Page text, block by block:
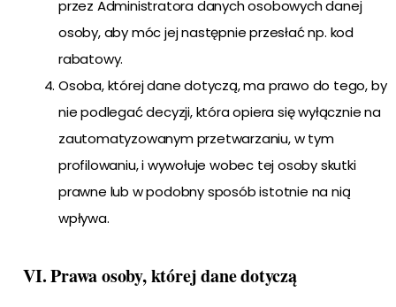
przez Administratora danych osobowych danej
osoby, aby móc jej następnie przesłać np. kod
rabatowy.
Osoba, której dane dotyczą, ma prawo do tego, by
nie podlegać decyzji, która opiera się wyłącznie na
zautomatyzowanym przetwarzaniu, w tym
profilowaniu, i wywołuje wobec tej osoby skutki
prawne lub w podobny sposób istotnie na nią
wpływa.
VI. Prawa osoby, której dane dotyczą